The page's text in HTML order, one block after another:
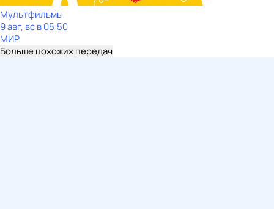
Мультфильмы
9 авг, вс в 05:50
МИР
Больше похожих передач